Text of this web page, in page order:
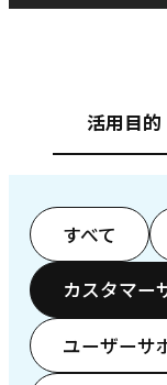
活用目的
すべて
カスタマー
ユーザーサ